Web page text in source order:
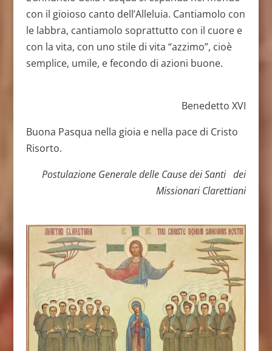
con il gioioso canto dell’Alleluia. Cantiamolo con
le labbra, cantiamolo soprattutto con il cuore e
con la vita, con uno stile di vita “azzimo”, cioè
semplice, umile, e fecondo di azioni buone.
Benedetto XVI
Buona Pasqua nella gioia e nella pace di Cristo
Risorto.
Postulazione Generale delle Cause dei Santi dei
Missionari Clarettiani